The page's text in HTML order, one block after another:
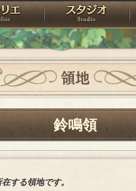
アトリエ
領地
鈴鳴領
する領地です。